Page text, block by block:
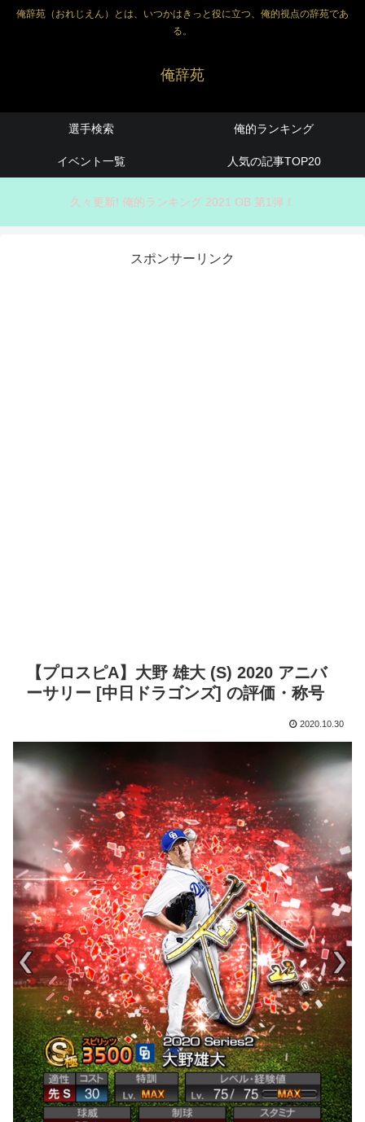
俺辞苑（おれじえん）とは、いつかはきっと役に立つ、俺的視点の辞苑であ
る。
俺辞苑
選手検索 俺的ランキング
イベント一覧 人気の記事TOP20
久々更新! 俺的ランキング 2021 OB 第1弾！
スポンサーリンク
【プロスピA】大野 雄大 (S) 2020 アニバ
ーサリー [中日ドラゴンズ] の評価・称号
2020.10.30